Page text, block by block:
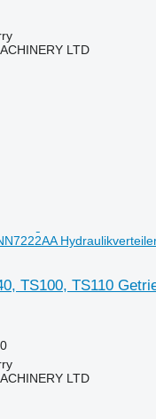
LTD
TS100, TS110
LTD